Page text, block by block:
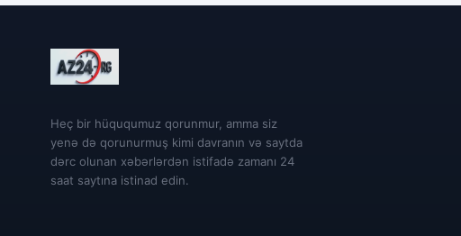
Heç bir hüququmuz qorunmur, amma siz
yenə də qorunurmuş kimi davranın və saytda
dərc olunan xəbərlərdən istifadə zamanı 24
saat saytına istinad edin.